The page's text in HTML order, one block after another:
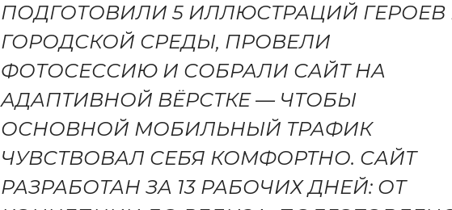
ПОДГОТОВИЛИ 5 ИЛЛЮСТРАЦИЙ ГЕРОЕВ
ГОРОДСКОЙ СРЕДЫ, ПРОВЕЛИ
ФОТОСЕССИЮ И СОБРАЛИ САЙТ НА
АДАПТИВНОЙ ВЁРСТКЕ — ЧТОБЫ
ОСНОВНОЙ МОБИЛЬНЫЙ ТРАФИК
ЧУВСТВОВАЛ СЕБЯ КОМФОРТНО. САЙТ
РАЗРАБОТАН ЗА 13 РАБОЧИХ ДНЕЙ: ОТ